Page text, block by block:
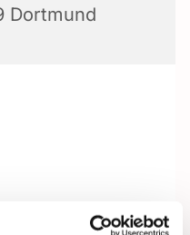
Dortmund